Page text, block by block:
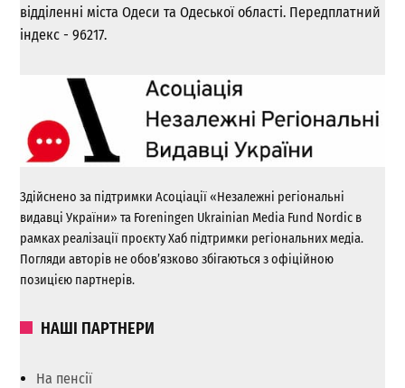
відділенні міста Одеси та Одеської області. Передплатний
індекс - 96217.
Здійснено за підтримки Асоціації «Незалежні регіональні
видавці України» та Foreningen Ukrainian Media Fund Nordic в
рамках реалізації проєкту Хаб підтримки регіональних медіа.
Погляди авторів не обов’язково збігаються з офіційною
позицією партнерів.
НАШІ ПАРТНЕРИ
На пенсії